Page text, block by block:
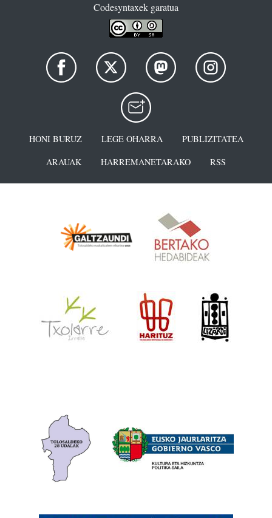
Codesyntaxek garatua
HONI BURUZ LEGE OHARRA
PUBLIZITATEA
ARAUAK
HARREMANETARAKO RSS